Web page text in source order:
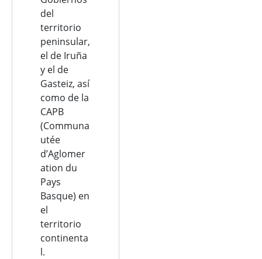
del
territorio
peninsular,
el de Iruña
y el de
Gasteiz, así
como de la
CAPB
(Communa
utée
d’Aglomer
ation du
Pays
Basque) en
el
territorio
continenta
l.